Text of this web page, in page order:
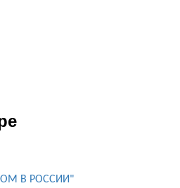
В РОССИИ"